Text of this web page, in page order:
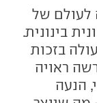
לעולם של
בינונית.
בזכות
ראויה
הנעה